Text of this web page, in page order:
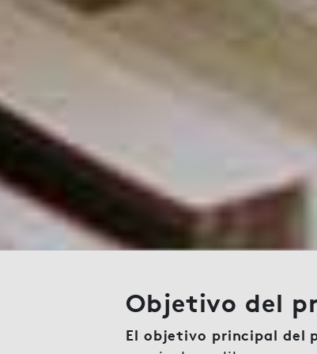
Objetivo del
El objetivo principal del